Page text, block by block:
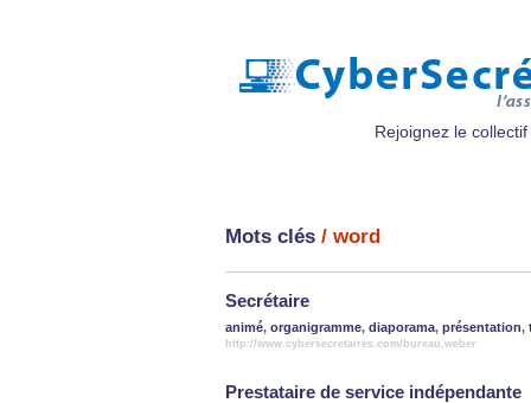
Rejoignez le collectif
Mots clés / word
Secrétaire
animé, organigramme, diaporama, présentation,
http://www.cybersecretaires.com/bureau.weber
Prestataire de service indépendante